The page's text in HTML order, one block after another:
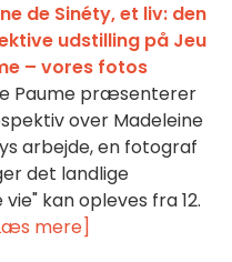
de Sinéty, et liv: den
udstilling på Jeu
– vores fotos
Paume præsenterer
over Madeleine
arbejde, en fotograf
det landlige
kan opleves fra 12.
mere]